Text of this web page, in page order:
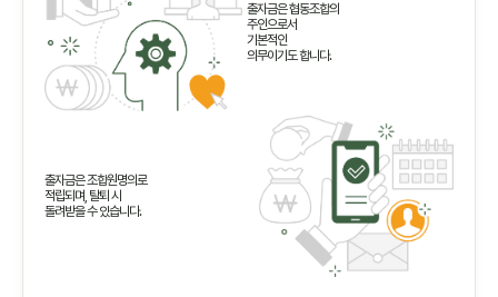
출자금은 협동조합의
주인으로서
기본적인
의무이기도 합니다.
출자금은 조합원명의로
적립되며, 탈퇴 시
돌려받을 수 있습니다.